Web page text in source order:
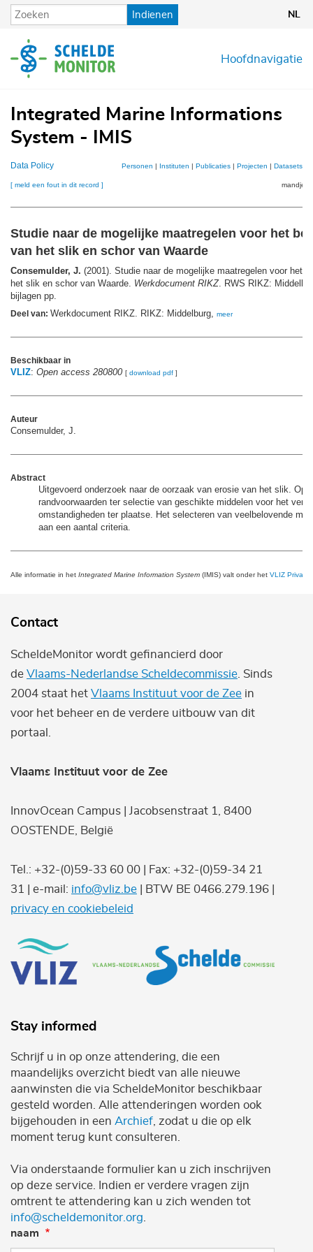
Overslaan
en
de
inhoud
Indienen NL
Hoofdnavigatie
Integrated Marine Informations
System - IMIS
Data Policy Personen | Instituten | Publicaties | Projecten | Datasets
[ meld een fout in dit record ] mandje
Studie naar de mogelijke maatregelen voor het
van het slik en schor van Waarde
Consemulder, J. (2001). Studie naar de mogelijke maatregelen voor het
het slik en schor van Waarde. Werkdocument RIKZ. RWS RIKZ:
bijlagen pp.
Deel van: Werkdocument RIKZ. RIKZ: Middelburg, meer
Beschikbaar in
VLIZ: Open access 280800 [ download pdf ]
Auteur
Consemulder, J.
Abstract
Uitgevoerd onderzoek naar de oorzaak van erosie van het slik.
randvoorwaarden ter selectie van geschikte middelen voor het
omstandigheden ter plaatse. Het selecteren van veelbelovende
aan een aantal criteria.
Alle informatie in het Integrated Marine Information System (IMIS) valt onder het VLIZ Privacy
Contact
ScheldeMonitor wordt gefinancierd door
de Vlaams-Nederlandse Scheldecommissie . Sinds
2004 staat het Vlaams Instituut voor de Zee in
voor het beheer en de verdere uitbouw van dit
portaal.
Vlaams Instituut voor de Zee
InnovOcean Campus | Jacobsenstraat 1, 8400
OOSTENDE, België
Tel.: +32-(0)59-33 60 00 | Fax: +32-(0)59-34 21
31 | e-mail: info@vliz.be | BTW BE 0466.279.196 |
privacy en cookiebeleid
Stay informed
Schrijf u in op onze attendering, die een
maandelijks overzicht biedt van alle nieuwe
aanwinsten die via ScheldeMonitor beschikbaar
gesteld worden. Alle attenderingen worden ook
bijgehouden in een Archief , zodat u die op elk
moment terug kunt consulteren.
Via onderstaande formulier kan u zich inschrijven
op deze service. Indien er verdere vragen zijn
omtrent te attendering kan u zich wenden tot
info@scheldemonitor.org
naam